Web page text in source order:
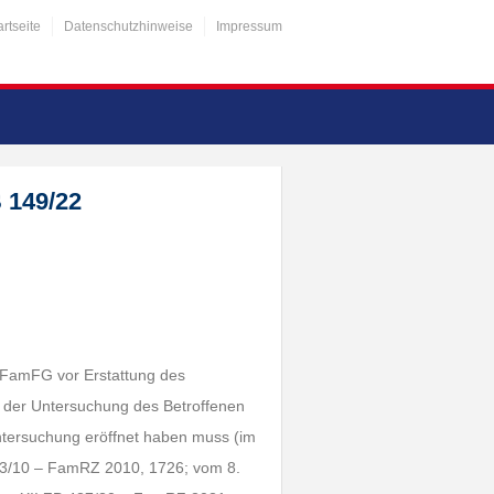
Datenschutzhinweise Impressum
22
vor Erstattung des
Untersuchung des Betroffenen
eröffnet haben muss (im
10 – FamRZ 2010, 1726; vom 8.